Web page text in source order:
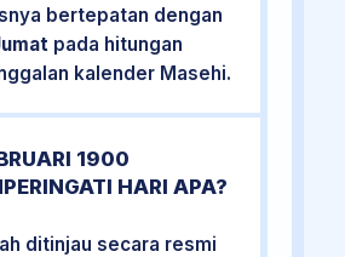
bertepatan dengan
pada hitungan
kalender Masehi.
1900
HARI APA?
ditinjau secara resmi